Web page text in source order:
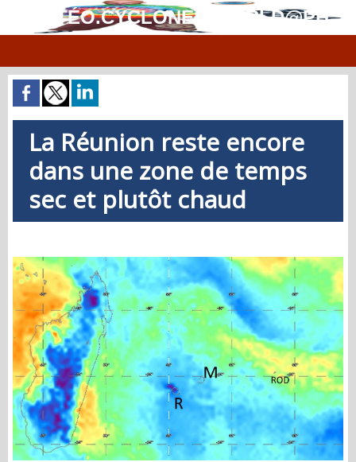
MÉTÉO.CYCLONES.WORLD@PH
La Réunion reste encore
dans une zone de temps
sec et plutôt chaud